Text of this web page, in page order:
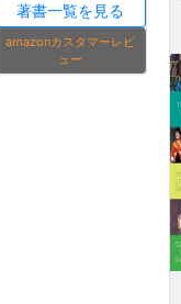
著書一覧を見る
amazonカスタマーレビ
ュー